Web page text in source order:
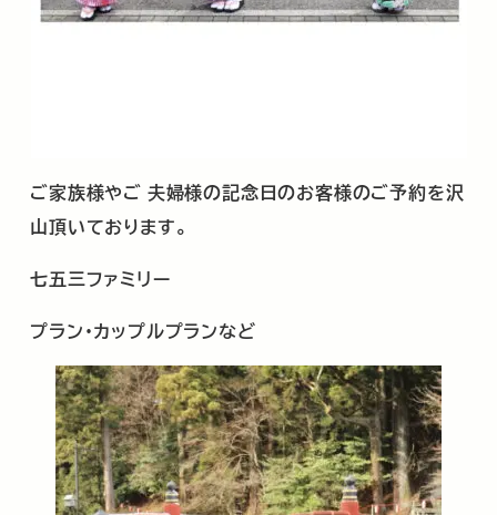
ご家族様やご 夫婦様の記念日のお客様のご予約を沢
山頂いております。
七五三ファミリー
プラン・カップルプランなど